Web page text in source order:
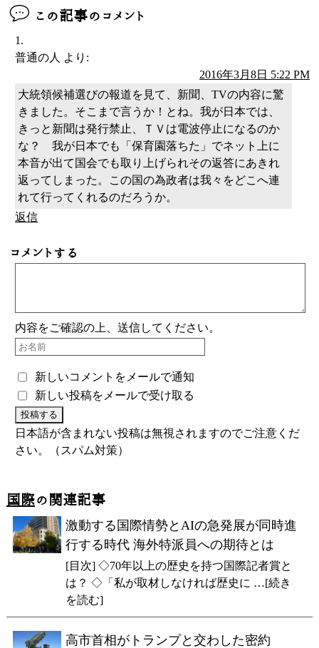
この記事のコメント
普通の人 より:
2016年3月8日 5:22 PM
大統領候補選びの報道を見て、新聞、TVの内容に驚
きました。そこまで言うか！とね。我が日本では、
きっと新聞は発行禁止、ＴＶは電波停止になるのか
な？ 我が日本でも「保育園落ちた」でネット上に
本音が出て国会でも取り上げられその返答にあきれ
返ってしまった。この国の為政者は我々をどこへ連
れて行ってくれるのだろうか。
返信
コメントする
内容をご確認の上、送信してください。
新しいコメントをメールで通知
新しい投稿をメールで受け取る
日本語が含まれない投稿は無視されますのでご注意くだ
さい。（スパム対策）
国際の関連記事
激動する国際情勢とAIの急発展が同時進
行する時代 海外特派員への期待とは
[目次] ◇70年以上の歴史を持つ国際記者賞と
は？ ◇「私が取材しなければ歴史に …[続き
を読む]
高市首相がトランプと交わした密約